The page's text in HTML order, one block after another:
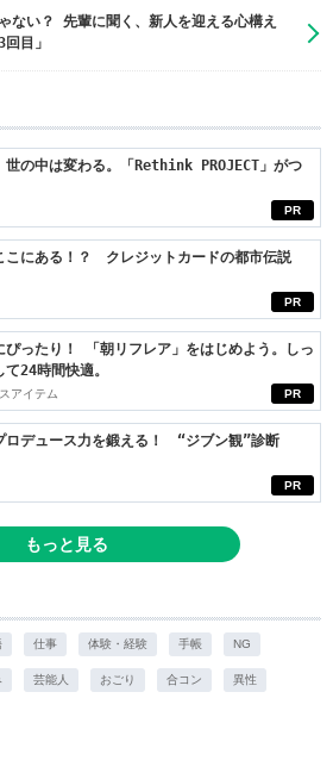
ない？ 先輩に聞く、新人を迎える心構え
目」
PR
世の中は変わる。「Rethink PROJECT」がつ
PR
こにある！？ クレジットカードの都市伝説
PR
ぴったり！ 「朝リフレア」をはじめよう。しっ
24時間快適。
アイテム
PR
ロデュース力を鍛える！ “ジブン観”診断
もっと見る
仕事 体験・経験 手帳 NG
芸能人 おごり 合コン 異性